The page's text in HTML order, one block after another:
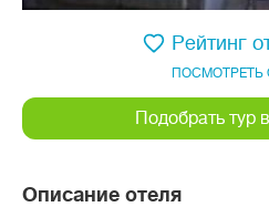
Описание отеля
ПОСМОТРЕТЬ
Рейтинг
Подобрать тур